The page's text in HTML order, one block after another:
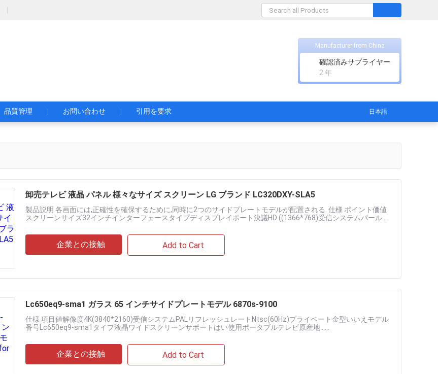
Manufacturer from China
確認済みサプライヤー
2 年
品質管理 お問い合わせ 引用を要求 日本語
卸売テレビ 液晶 パネル 様々なサイズ スクリーン LG ブランド LC320DXY-SLA5
製品説明 各画面には,正確性を確保するために,同時に2つのサイドプレートモデルが配置される. 仕様 ポイント価値
スクリーンサイズ32インチインターフェースタイプディスプレイポート決議HD ((1366*768)受信システムパール更
企業との接触 Add to Cart
Lc650eq9-sma1 ガラス 65 インチサイドプレートモデル 6870s-9100
仕様 項目値解像度4K(3840*2160)受信システムPALリフレッシュレートNtsc(60Hz)プライベート金型いいえモデル
番号Lc650eq9-sma1タイプ液晶ワイドスクリーンサポートはい使用ポータブルテレビ原産地......
企業との接触 Add to Cart